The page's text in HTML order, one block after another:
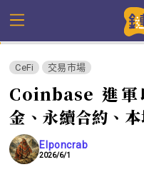
CeFi 交易市場
Coinbase 進軍
金、永續合約、
Elponcrab
2026/6/1